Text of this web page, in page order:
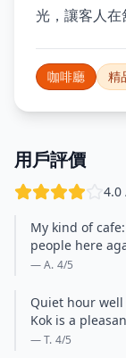
光，讓客人在
咖啡廳 精
用戶評價
4.0
My kind of
people here
— A. 4/5
Quiet hour
Kok is a
— T. 4/5